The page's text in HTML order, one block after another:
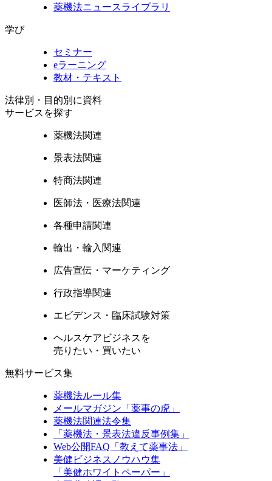
薬機法ニュースライブラリ
学び
セミナー
eラーニング
教材・テキスト
法律別・目的別に資料
サービスを探す
薬機法関連
景表法関連
特商法関連
医師法・医療法関連
各種申請関連
輸出・輸入関連
広告宣伝・マーケティング
行政指導関連
エビデンス・臨床試験対策
ヘルスケアビジネスを
売りたい・買いたい
無料サービス集
薬機法ルール集
メールマガジン「薬事の虎」
薬機法関連法令集
「薬機法・景表法違反事例集」
Web公開FAQ「教えて薬事法」
美健ビジネスノウハウ集
「美健ホワイトペーパー」